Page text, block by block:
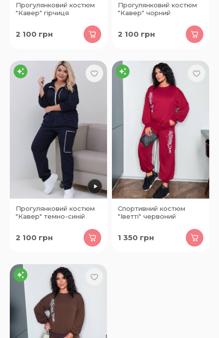
Прогулянковий костюм
"Кавер" гірчиця
2 100 грн
Прогулянковий костюм
"Кавер" чорний
2 100 грн
Прогулянковий костюм
"Кавер" темно-синій
2 100 грн
Спортивний костюм
"Іветті" червоний
1 350 грн